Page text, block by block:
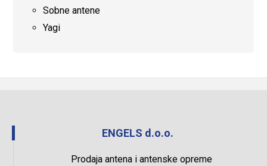
Sobne antene
Yagi
ENGELS d.o.o.
Prodaja antena i antenske opreme